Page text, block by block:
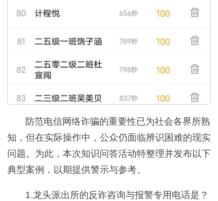
防范电信网络诈骗的重要性已为社会各界所熟
知，但在实际操作中，公众仍面临辨识困难的现实
问题。为此，本次知识问答活动特整理并发布以下
典型案例，以期提供警示与参考。
1.龙头派出所的反诈咨询与报警专用电话是？